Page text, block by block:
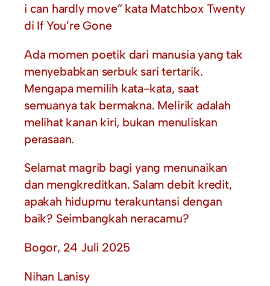
i can hardly move” kata Matchbox Twenty
di If You’re Gone
Ada momen poetik dari manusia yang tak
menyebabkan serbuk sari tertarik.
Mengapa memilih kata-kata, saat
semuanya tak bermakna. Melirik adalah
melihat kanan kiri, bukan menuliskan
perasaan.
Selamat magrib bagi yang menunaikan
dan mengkreditkan. Salam debit kredit,
apakah hidupmu terakuntansi dengan
baik? Seimbangkah neracamu?
Bogor, 24 Juli 2025
Nihan Lanisy